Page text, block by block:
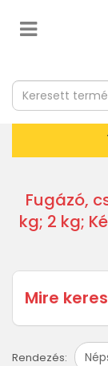
Fugázó,
kg; 2 kg;
Mire
Rendezés: